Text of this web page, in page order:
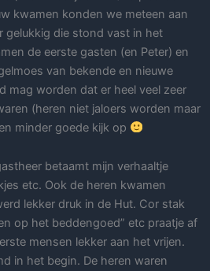
kwamen konden we meteen aan
gelukkig die stond vast in het
de eerste gasten (en Peter) en
van bekende en nieuwe
mag worden dat er heel veel zeer
(heren niet jaloers worden maar
minder goede kijk op
betaamt mijn verhaaltje
etc. Ook de heren kwamen
lekker druk in de Hut. Cor stak
op het beddengoed” etc praatje af
mensen lekker aan het vrijen.
in het begin. De heren waren